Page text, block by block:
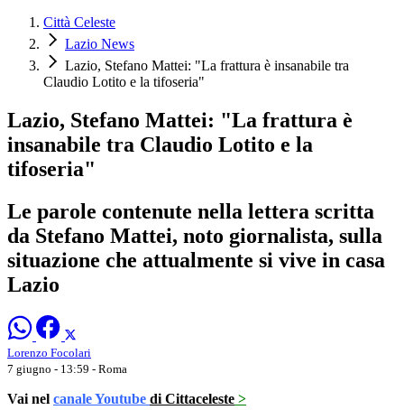
Città Celeste
Lazio News
Lazio, Stefano Mattei: "La frattura è insanabile tra
Claudio Lotito e la tifoseria"
Lazio, Stefano Mattei: "La frattura è
insanabile tra Claudio Lotito e la
tifoseria"
Le parole contenute nella lettera scritta
da Stefano Mattei, noto giornalista, sulla
situazione che attualmente si vive in casa
Lazio
Lorenzo Focolari
7 giugno - 13:59 - Roma
Vai nel canale Youtube di Cittaceleste >